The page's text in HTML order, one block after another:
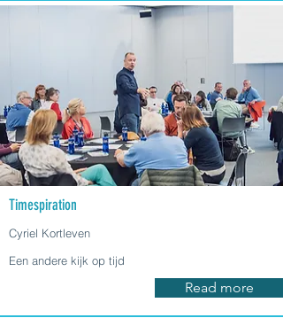
Timespiration
Cyriel Kortleven
Een andere kijk op tijd
Read more